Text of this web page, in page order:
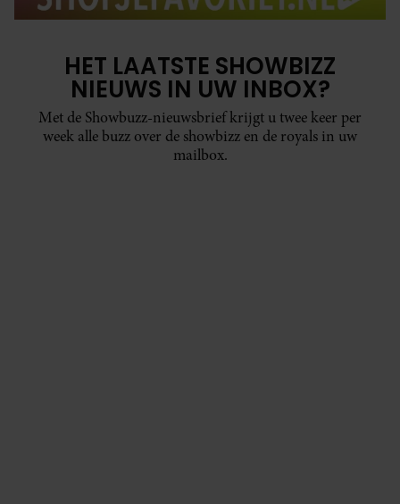
HET LAATSTE SHOWBIZZ
NIEUWS IN UW INBOX?
Met de Showbuzz-nieuwsbrief krijgt u twee keer per
week alle buzz over de showbizz en de royals in uw
mailbox.